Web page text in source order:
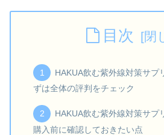
目次
HAKUA飲む紫外線対策サプ
ずは全体の評判をチェック
HAKUA飲む紫外線対策サプ
購入前に確認しておきたい点